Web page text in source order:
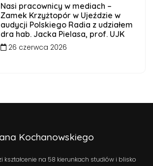
Nasi pracownicy w mediach –
Zamek Krzyżtopór w Ujeździe w
audycji Polskiego Radia z udziałem
dra hab. Jacka Pielasa, prof. UJK
26 czerwca 2026
Kochanowskiego
kształcenie na 58 kierunkach studiów i blisko